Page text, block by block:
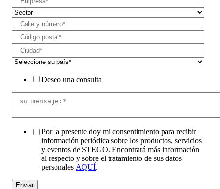
Deseo una consulta
Por la presente doy mi consentimiento para recibir
información periódica sobre los productos, servicios
y eventos de STEGO. Encontrará más información
al respecto y sobre el tratamiento de sus datos
personales AQUÍ.